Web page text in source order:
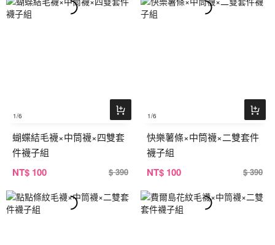
1/6
蝴蝶結毛襪×中筒襪×四雙套
件襪子組
NT$ 100 $ 390
1/6
快樂薯條×中筒襪×二雙套件
襪子組
NT$ 100 $ 390